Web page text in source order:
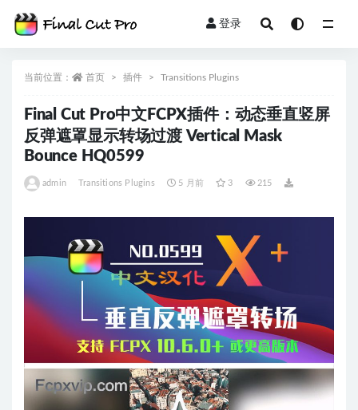
登录
当前位置： 首页 插件 Transitions Plugins
Final Cut Pro中文FCPX插件：动态垂直竖屏
反弹遮罩显示转场过渡 Vertical Mask
Bounce HQ0599
admin Transitions Plugins 5 月前 3 215